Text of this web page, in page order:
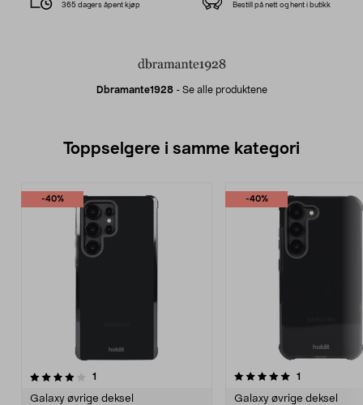
Dbramante1928- Se alle produktene
365 dagers åpent kjøp Bestill på nett og hent i butikk
Toppselgere i samme kategori
-40%
1
Galaxy øvrige deksel
-40%
5.0 av 5 stjerner 1
Galaxy øvrige deksel
3.5 av 5 stjerner